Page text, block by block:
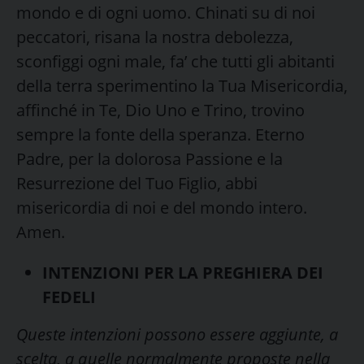
mondo e di ogni uomo. Chinati su di noi
peccatori, risana la nostra debolezza,
sconfiggi ogni male, fa’ che tutti gli abitanti
della terra sperimentino la Tua Misericordia,
affinché in Te, Dio Uno e Trino, trovino
sempre la fonte della speranza. Eterno
Padre, per la dolorosa Passione e la
Resurrezione del Tuo Figlio, abbi
misericordia di noi e del mondo intero.
Amen.
INTENZIONI PER LA PREGHIERA DEI
FEDELI
Queste intenzioni possono essere aggiunte, a
scelta, a quelle normalmente proposte nella